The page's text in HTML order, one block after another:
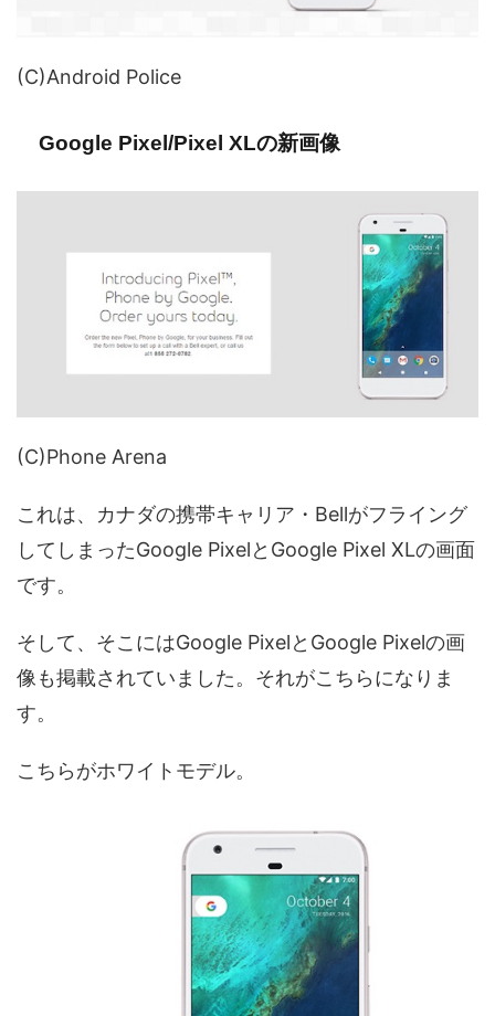
(C)Android Police
Google Pixel/Pixel XLの新画像
(C)Phone Arena
これは、カナダの携帯キャリア・Bellがフライング
してしまったGoogle PixelとGoogle Pixel XLの画面
です。
そして、そこにはGoogle PixelとGoogle Pixelの画
像も掲載されていました。それがこちらになりま
す。
こちらがホワイトモデル。